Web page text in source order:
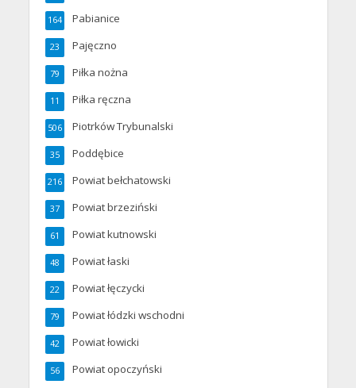
Pabianice
164
Pajęczno
23
Piłka nożna
79
Piłka ręczna
11
Piotrków Trybunalski
506
Poddębice
35
Powiat bełchatowski
216
Powiat brzeziński
37
Powiat kutnowski
61
Powiat łaski
48
Powiat łęczycki
22
Powiat łódzki wschodni
79
Powiat łowicki
42
Powiat opoczyński
56